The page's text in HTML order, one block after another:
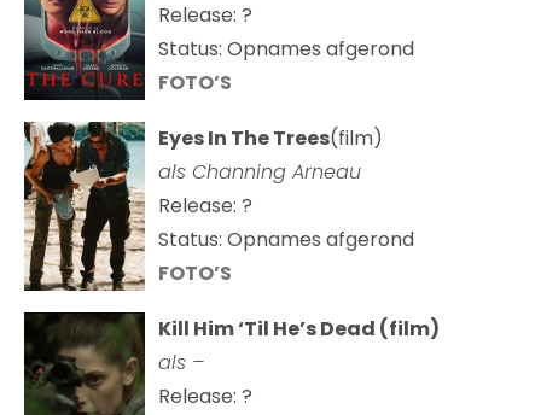
Release: ?
Status: Opnames afgerond
FOTO’S
Eyes In The Trees(film)
als Channing Arneau
Release: ?
Status: Opnames afgerond
FOTO’S
Kill Him ‘Til He’s Dead (film)
als –
Release: ?